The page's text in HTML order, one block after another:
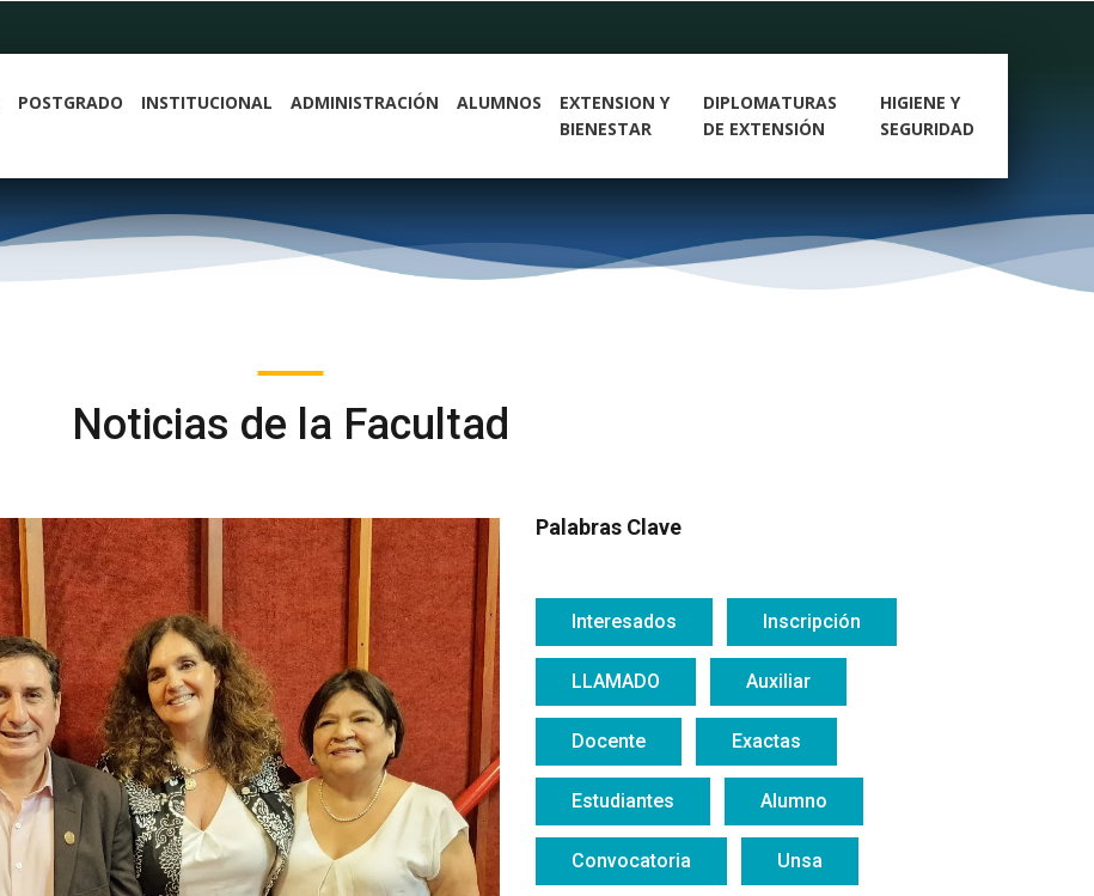
POSTGRADO INSTITUCIONAL ADMINISTRACIÓN ALUMNOS
EXTENSION Y
BIENESTAR
DIPLOMATURAS
DE EXTENSIÓN
HIGIENE Y
SEGURIDAD
Noticias de la Facultad
Palabras Clave
Interesados Inscripción
LLAMADO Auxiliar
Docente Exactas
Estudiantes Alumno
Convocatoria Unsa